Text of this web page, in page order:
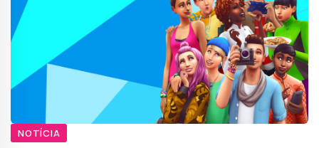
NOTÍCIA